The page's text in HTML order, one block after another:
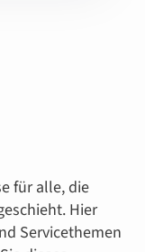
für alle, die
Hier
Servicethemen